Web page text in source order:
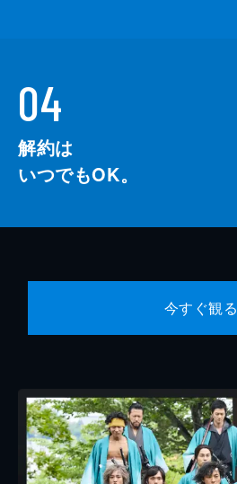
04
解約は
いつでもOK。
今すぐ観る